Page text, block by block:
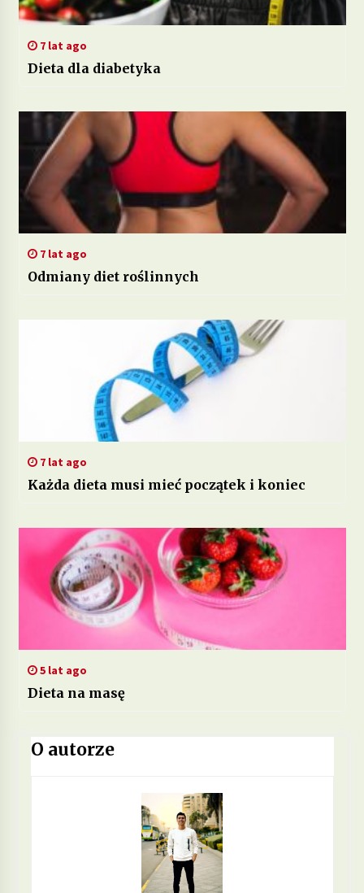
7 lat ago
Dieta dla diabetyka
7 lat ago
Odmiany diet roślinnych
7 lat ago
Każda dieta musi mieć początek i koniec
5 lat ago
Dieta na masę
O autorze